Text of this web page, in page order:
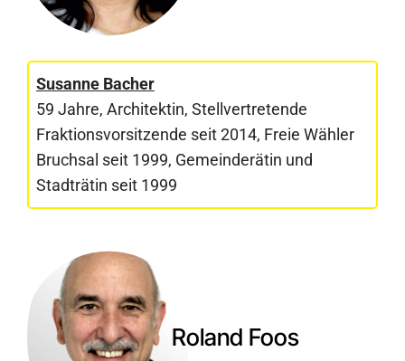
Susanne Bacher
59 Jahre, Architektin, Stellvertretende
Fraktionsvorsitzende seit 2014, Freie Wähler
Bruchsal seit 1999, Gemeinderätin und
Stadträtin seit 1999
Roland Foos